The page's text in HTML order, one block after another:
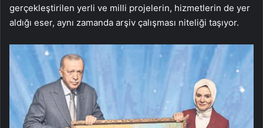
gerçekleştirilen yerli ve milli projelerin, hizmetlerin de yer
aldığı eser, aynı zamanda arşiv çalışması niteliği taşıyor.